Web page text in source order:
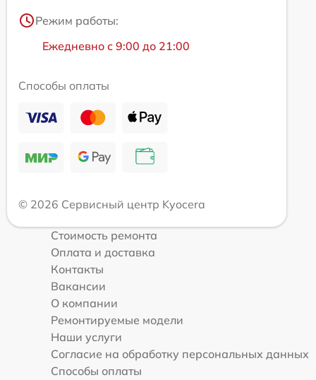
Режим работы:
Ежедневно с 9:00 до 21:00
Способы оплаты
© 2026 Сервисный центр Kyocera
Стоимость ремонта
Оплата и доставка
Контакты
Вакансии
О компании
Ремонтируемые модели
Наши услуги
Согласие на обработку персональных данных
Способы оплаты